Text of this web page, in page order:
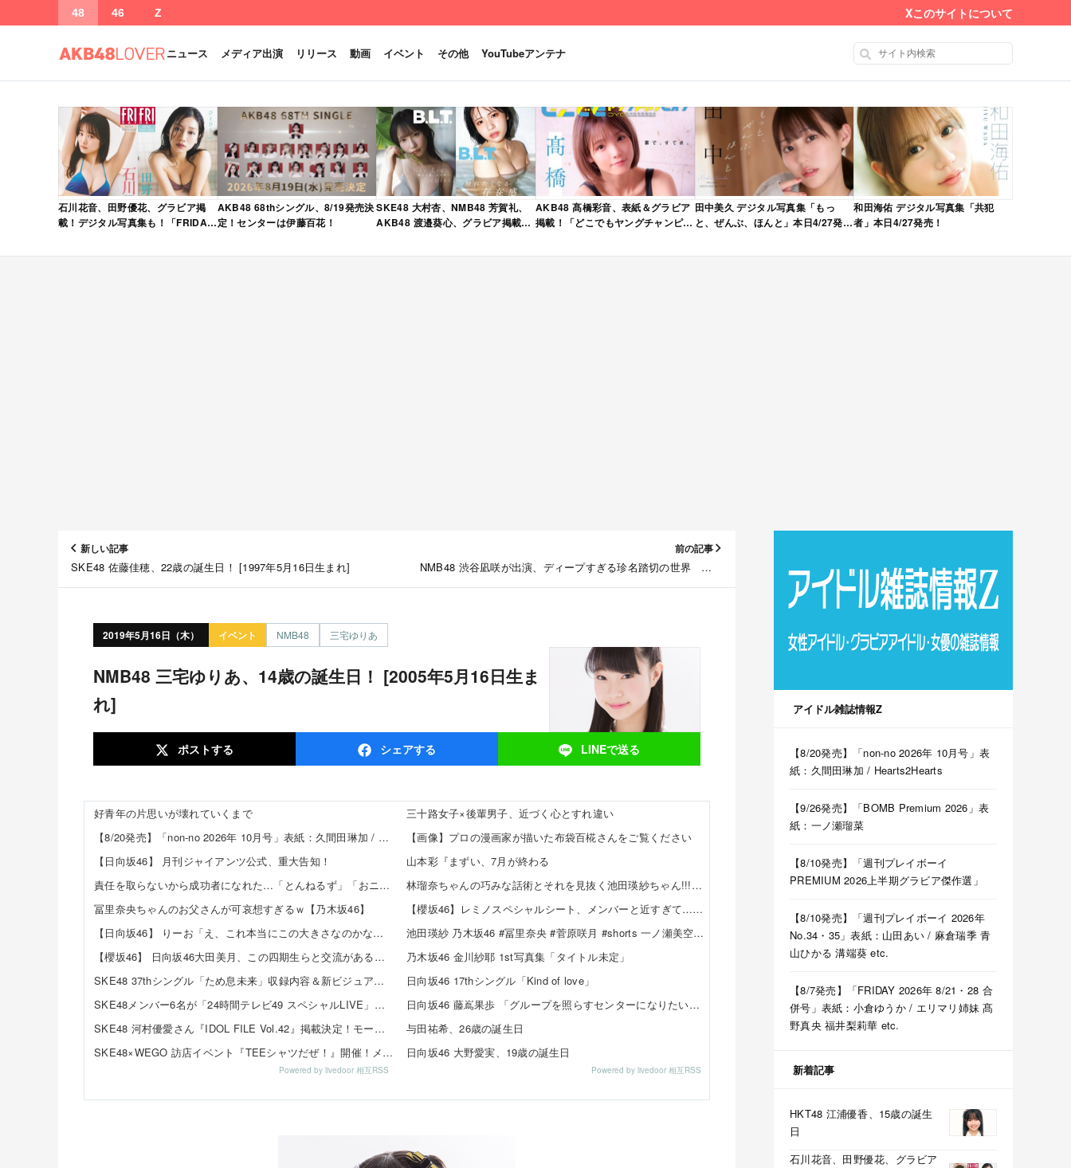
48 46 Z Xこのサイトについて
ニュース メディア出演 リリース 動画 イベント その他 YouTubeアンテナ
石川花音、田野優花、グラビア掲
載！デジタル写真集も！「FRIDAY
発売！
AKB48 68thシングル、8/19発売決
定！センターは伊藤百花！
SKE48 大村杏、NMB48 芳賀礼、
AKB48 渡邉葵心、グラビア掲載！
月号」本日4/28発売！
AKB48 髙橋彩音、表紙＆グラビア
掲載！「どこでもヤングチャンピオ
田中美久 デジタル写真集「もっ
と、ぜんぶ、ほんと」本日4/27発
和田海佑 デジタル写真集「共犯
者」本日4/27発売！
新しい記事
SKE48 佐藤佳穂、22歳の誕生日！ [1997年5月16日生まれ]
前の記事
NMB48 渋谷凪咲が出演、ディープすぎる珍名踏切の世界 日テ
2019年5月16日（木） イベント NMB48 三宅ゆりあ
NMB48 三宅ゆりあ、14歳の誕生日！ [2005年5月16日生ま
れ]
ポストする シェアする LINEで送る
好青年の片思いが壊れていくまで
【8/20発売】「non-no 2026年 10月号」表紙：久間田琳加 / Hearts2Hearts
【日向坂46】 月刊ジャイアンツ公式、重大告知！
責任を取らないから成功者になれた…「とんねるず」「おニャン子」「AKB」とヒットを出し続けた秋元康の哲学！！！
冨里奈央ちゃんのお父さんが可哀想すぎるｗ【乃木坂46】
【日向坂46】 りーお「え、これ本当にこの大きさなのかな」【藤嶌果歩 1st写真集】
【櫻坂46】 日向坂46大田美月、この四期生らと交流がある模様
SKE48 37thシングル「ため息未来」収録内容＆新ビジュアル公開！チーム曲・夏ツアー映像も収録
SKE48メンバー6名が「24時間テレビ49 スペシャルLIVE」出演決定！
SKE48 河村優愛さん『IDOL FILE Vol.42』掲載決定！モード系ファッションで新たな魅力を披露
SKE48×WEGO 訪店イベント『TEEシャツだぜ！』開催！メンバーが大須店でコーディネート【SNSまとめ】
Powered by livedoor 相互RSS
三十路女子×後輩男子、近づく心とすれ違い
【画像】プロの漫画家が描いた布袋百椛さんをご覧ください
山本彩『まずい、7月が終わる
林瑠奈ちゃんの巧みな話術とそれを見抜く池田瑛紗ちゃん!!!【乃木坂46】
【櫻坂46】レミノスペシャルシート、メンバーと近すぎて…【全国ツアー2026】
池田瑛紗 乃木坂46 #冨里奈央 #菅原咲月 #shorts 一ノ瀬美空 五百城茉央 瀬戸口心月 奥の反応まとめ
乃木坂46 金川紗耶 1st写真集「タイトル未定」
日向坂46 17thシングル「Kind of love」
日向坂46 藤嶌果歩 「グループを照らすセンターになりたい」何倍もキラキラしたかほりんが降臨【坂道の火曜日】
与田祐希、26歳の誕生日
日向坂46 大野愛実、19歳の誕生日
Powered by livedoor 相互RSS
アイドル雑誌情報Z
【8/20発売】「non-no 2026年 10月号」表
紙：久間田琳加 / Hearts2Hearts
【9/26発売】「BOMB Premium 2026」表
紙：一ノ瀬瑠菜
【8/10発売】「週刊プレイボーイ
PREMIUM 2026上半期グラビア傑作選」
【8/10発売】「週刊プレイボーイ 2026年
No.34・35」表紙：山田あい / 麻倉瑞季 青
山ひかる 溝端葵 etc.
【8/7発売】「FRIDAY 2026年 8/21・28 合
併号」表紙：小倉ゆうか / エリマリ姉妹 髙
野真央 福井梨莉華 etc.
新着記事
HKT48 江浦優香、15歳の誕生
日
石川花音、田野優花、グラビア